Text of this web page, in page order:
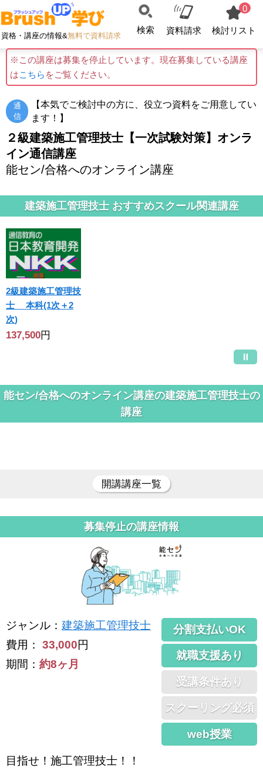
資格・講座の情報&無料で資料請求
検索 資料請求
0
検討リスト
※この講座は募集を停止しています。現在募集している講座
はこちら をご覧ください。
通
信
【本気でご検討中の方に、役立つ資料をご用意してい
ます！】
２級建築施工管理技士【一次試験対策】オンラ
イン通信講座
能セン/合格へのオンライン講座
建築施工管理技士 おすすめスクール関連講座
2級建築施工管理技
士 本科(1次＋2
次)
137,500円
能セン/合格へのオンライン講座の建築施工管理技士の
講座
開講講座一覧
募集停止の講座情報
ジャンル ： 建築施工管理技士
費用： 33,000円
期間： 約8ヶ月
分割支払いOK
就職支援あり
受講条件あり
スクーリング必須
web授業
目指せ！施工管理技士！！